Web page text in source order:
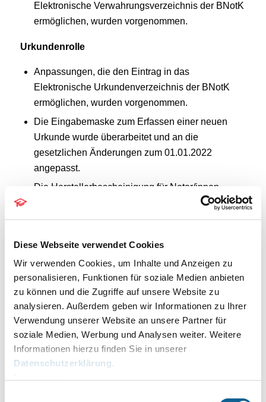
Diese Webseite verwendet Cookies
Wir verwenden Cookies, um Inhalte und Anzeigen zu
personalisieren, Funktionen für soziale Medien anbieten
zu können und die Zugriffe auf unsere Website zu
analysieren. Außerdem geben wir Informationen zu Ihrer
Verwendung unserer Website an unsere Partner für
soziale Medien, Werbung und Analysen weiter. Weitere
Informationen hierzu finden Sie in unserer
Datenschutzerklärung.
Elektronische Verwahrungsverzeichnis der BNotK
ermöglichen, wurden vorgenommen.
Urkundenrolle
Anpassungen, die den Eintrag in das
Elektronische Urkundenverzeichnis der BNotK
ermöglichen, wurden vorgenommen.
Die Eingabemaske zum Erfassen einer neuen
Urkunde wurde überarbeitet und an die
gesetzlichen Änderungen zum 01.01.2022
angepasst.
Die Herstellerbescheinigung für Notar/innen
wurde gemäß DONot in der zum 01.01.2022
gültigen Fassung im Hinblick auf die ab diesem
und die (überörtliche) Kollisionsvorprüfung
aktualisiert.
Elektronischer Rechtsverkehr
Grundbuchverfahren: Grundbuchanträge mit mehr
als 2 erfassten Grundbesitzen können wieder
gesendet werden.
Gebühren